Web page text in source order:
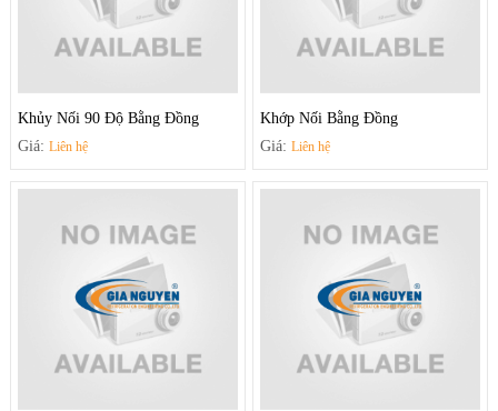
Khủy Nối 90 Độ Bằng Đồng
Giá:Liên hệ
Khớp Nối Bằng Đồng
Giá: Liên hệ